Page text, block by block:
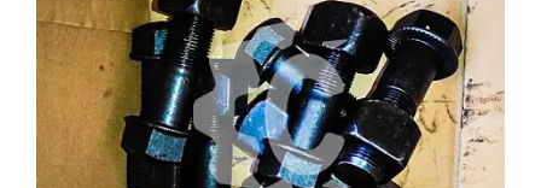
3D тур по производству
3D тур по складам
sksale@skdst.ru